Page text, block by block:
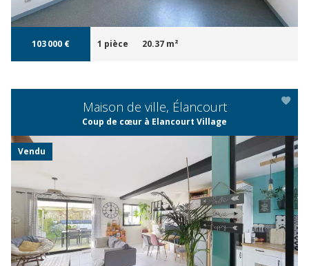
103 000 € 1 pièce 20.37 m²
Maison de ville, Élancourt
Coup de cœur à Elancourt Village
APERÇU
Vendu